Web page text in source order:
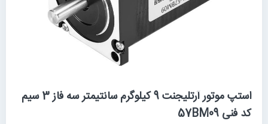
رفتن
به
ابتدای
استپ موتور آرتلیجنت 9 کیلوگرم سانتیمتر سه فاز 3 سیم
کد فنی 57BM09